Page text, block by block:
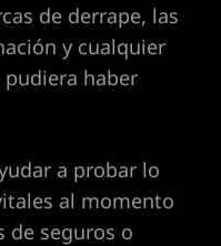
de derrape, las
y cualquier
haber
a probar lo
al momento
de seguros o